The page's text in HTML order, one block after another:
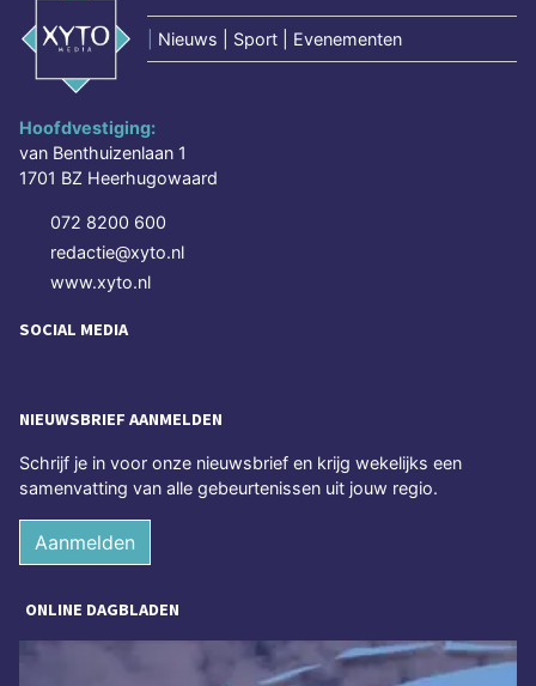
Nieuws | Sport | Evenementen
Hoofdvestiging:
van Benthuizenlaan 1
1701 BZ Heerhugowaard
072 8200 600
redactie@xyto.nl
www.xyto.nl
SOCIAL MEDIA
NIEUWSBRIEF AANMELDEN
Schrijf je in voor onze nieuwsbrief en krijg wekelijks een
samenvatting van alle gebeurtenissen uit jouw regio.
Aanmelden
ONLINE DAGBLADEN